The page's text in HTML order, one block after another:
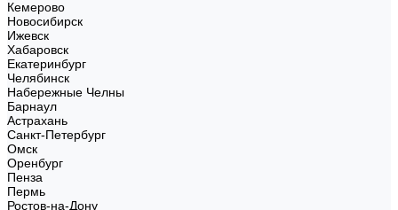
Кемерово
Новосибирск
Ижевск
Хабаровск
Екатеринбург
Челябинск
Набережные Челны
Барнаул
Астрахань
Санкт-Петербург
Омск
Оренбург
Пенза
Пермь
Ростов-на-Дону